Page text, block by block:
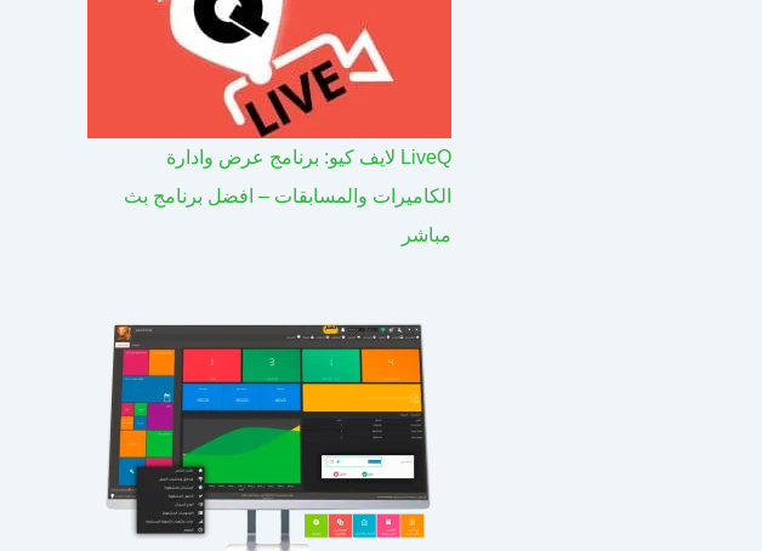
LiveQ لايف كيو: برنامج عرض وادارة
الكاميرات والمسابقات – افضل برنامج بث
مباشر